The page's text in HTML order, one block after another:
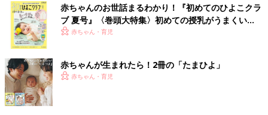
赤ちゃんのお世話まるわかり！『初めてのひよこクラ
ブ 夏号』〈巻頭大特集〉初めての授乳がうまくい
く！ おっぱい・ミルクの基本と夏のトラブル 解決テ
赤ちゃん・育児
赤ちゃんが生まれたら！2冊の「たまひよ」
赤ちゃん・育児